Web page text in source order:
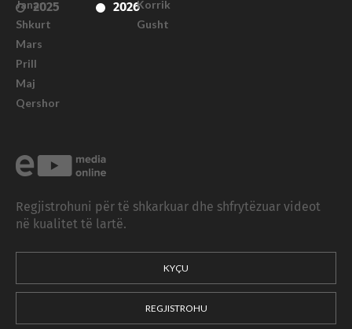
2025
2026
Janar
Shkurt
Mars
Prill
Maj
Qershor
Korrik
Gusht
Regjistrohuni për të shkarkuar dhe shfrytëzuar videot
në kualitet të lartë.
KYÇU
REGJISTROHU